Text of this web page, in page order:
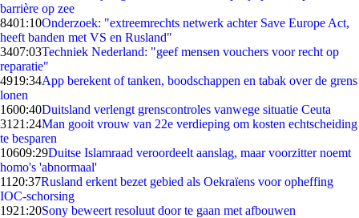
barrière op zee
8401:10Onderzoek: "extreemrechts netwerk achter Save Europe Act,
heeft banden met VS en Rusland"
3407:03Techniek Nederland: "geef mensen vouchers voor recht op
reparatie"
4919:34App berekent of tanken, boodschappen en tabak over de grens
lonen
1600:40Duitsland verlengt grenscontroles vanwege situatie Ceuta
31 21:24Man gooit vrouw van 22e verdieping om kosten echtscheiding
te besparen
10609:29Duitse Islamraad veroordeelt aanslag, maar voorzitter noemt
homo's 'abnormaal'
11 20:37Rusland erkent bezet gebied als Oekraïens voor opheffing
IOC-schorsing
1921:20Sony beweert resoluut door te gaan met afbouwen